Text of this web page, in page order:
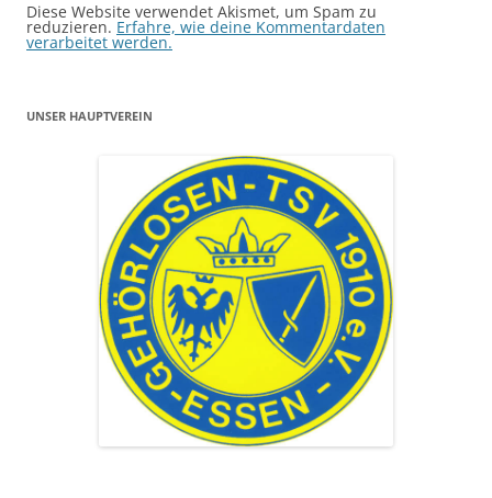
Diese Website verwendet Akismet, um Spam zu
reduzieren. Erfahre, wie deine Kommentardaten
verarbeitet werden.
UNSER HAUPTVEREIN